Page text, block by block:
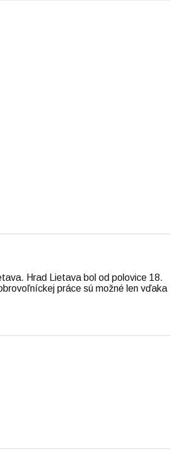
Hrad Lietava bol od polovice 18.
práce sú možné len vďaka